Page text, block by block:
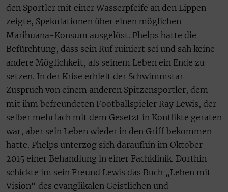
den Sportler mit einer Wasserpfeife an den Lippen
zeigte, Spekulationen über einen möglichen
Marihuana-Konsum ausgelöst. Phelps hatte die
Befürchtung, dass sein Ruf ruiniert sei und sah keine
andere Möglichkeit, als seinem Leben ein Ende zu
setzen. In der Krise erhielt der Schwimmstar
Zuspruch von einem anderen Spitzensportler, dem
mit ihm befreundeten Footballspieler Ray Lewis, der
selber mehrfach mit dem Gesetzt in Konflikte geraten
war, aber sein Leben wieder in den Griff bekommen
hatte. Phelps unterzog sich daraufhin im Oktober
2015 einer Behandlung in einer Fachklinik. Dorthin
schickte im sein Freund Lewis das Buch „Leben mit
Vision“ des evanglikalen Geistlichen und